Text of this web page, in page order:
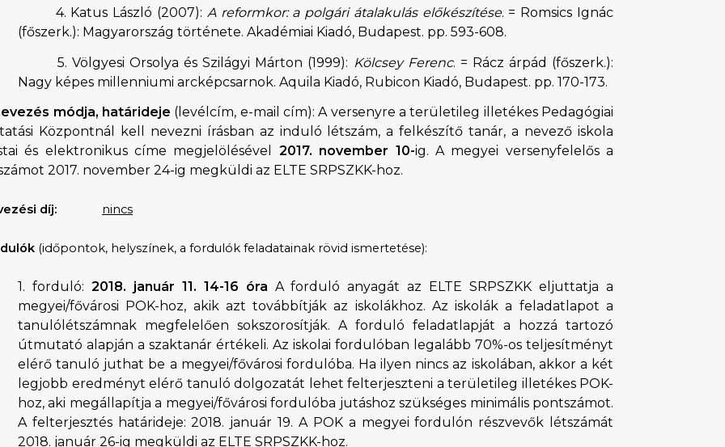
4. Katus László (2007): A reformkor: a polgári átalakulás előkészítése. = Romsics Ignác
(főszerk.): Magyarország története. Akadémiai Kiadó, Budapest. pp. 593-608.
5. Völgyesi Orsolya és Szilágyi Márton (1999): Kölcsey Ferenc. = Rácz árpád (főszerk.):
Nagy képes millenniumi arcképcsarnok. Aquila Kiadó, Rubicon Kiadó, Budapest. pp. 170-173.
módja, határideje (levélcím, e-mail cím): A versenyre a területileg illetékes Pedagógiai
Központnál kell nevezni írásban az induló létszám, a felkészítő tanár, a nevező iskola
és elektronikus címe megjelölésével 2017. november 10-ig. A megyei versenyfelelős a
2017. november 24-ig megküldi az ELTE SRPSZKK-hoz.
díj: nincs
(időpontok, helyszínek, a fordulók feladatainak rövid ismertetése):
1. forduló: 2018. január 11. 14-16 óra A forduló anyagát az ELTE SRPSZKK eljuttatja a
megyei/fővárosi POK-hoz, akik azt továbbítják az iskolákhoz. Az iskolák a feladatlapot a
tanulólétszámnak megfelelően sokszorosítják. A forduló feladatlapját a hozzá tartozó
útmutató alapján a szaktanár értékeli. Az iskolai fordulóban legalább 70%-os teljesítményt
elérő tanuló juthat be a megyei/fővárosi fordulóba. Ha ilyen nincs az iskolában, akkor a két
legjobb eredményt elérő tanuló dolgozatát lehet felterjeszteni a területileg illetékes POK-
hoz, aki megállapítja a megyei/fővárosi fordulóba jutáshoz szükséges minimális pontszámot.
A felterjesztés határideje: 2018. január 19. A POK a megyei fordulón részvevők létszámát
2018. január 26-ig megküldi az ELTE SRPSZKK-hoz.